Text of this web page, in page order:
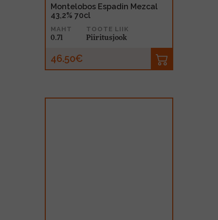
Montelobos Espadin Mezcal
43,2% 70cl
MAHT
0.7l
TOOTE LIIK
Piiritusjook
46.50€